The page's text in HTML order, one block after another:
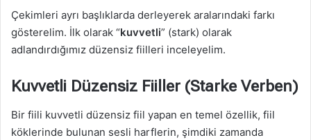
Çekimleri ayrı başlıklarda derleyerek aralarındaki farkı
gösterelim. İlk olarak “kuvvetli” (stark) olarak
adlandırdığımız düzensiz fiilleri inceleyelim.
Kuvvetli Düzensiz Fiiller (Starke Verben)
Bir fiili kuvvetli düzensiz fiil yapan en temel özellik, fiil
köklerinde bulunan sesli harflerin, şimdiki zamanda